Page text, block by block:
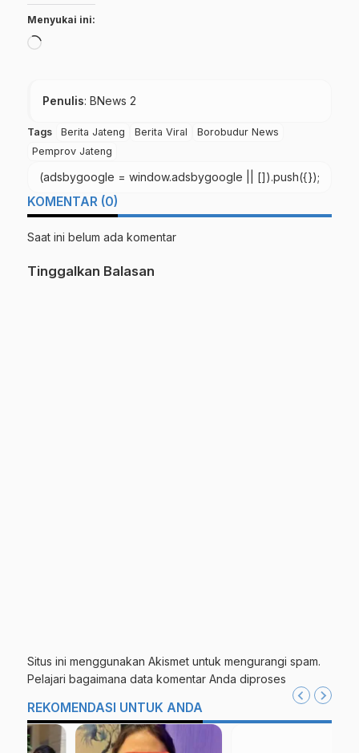
Menyukai ini:
Memuat...
Penulis: BNews 2
Tags Berita Jateng Berita Viral
Borobudur News
Pemprov Jateng
(adsbygoogle = window.adsbygoogle || []).push({});
KOMENTAR (0)
Saat ini belum ada komentar
Tinggalkan Balasan
Situs ini menggunakan Akismet untuk mengurangi spam.
Pelajari bagaimana data komentar Anda diproses
REKOMENDASI UNTUK ANDA